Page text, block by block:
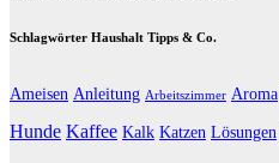
Schlagwörter Haushalt Tipps & Co.
Ameisen Anleitung Arbeitszimmer Aroma
Hunde Kaffee Kalk Katzen Lösungen